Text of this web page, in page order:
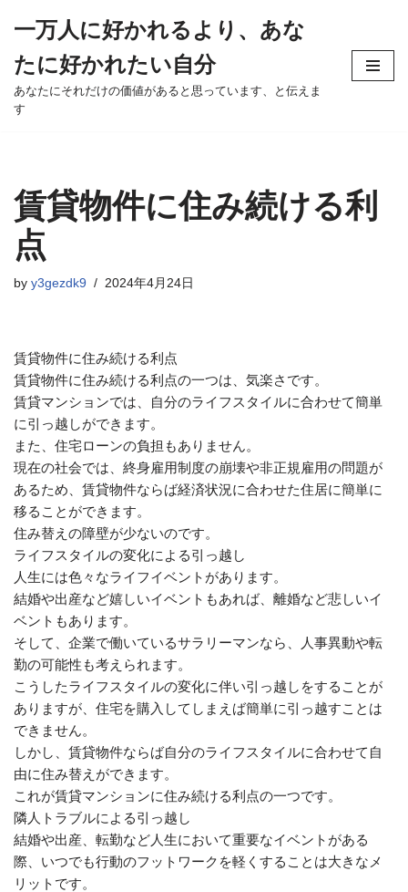
to
content
一万人に好かれるより、あな
たに好かれたい自分
あなたにそれだけの価値があると思っています、と伝えま
す
賃貸物件に住み続ける利
点
by y3gezdk9 2024年4月24日
賃貸物件に住み続ける利点
賃貸物件に住み続ける利点の一つは、気楽さです。
賃貸マンションでは、自分のライフスタイルに合わせて簡単
に引っ越しができます。
また、住宅ローンの負担もありません。
現在の社会では、終身雇用制度の崩壊や非正規雇用の問題が
あるため、賃貸物件ならば経済状況に合わせた住居に簡単に
移ることができます。
住み替えの障壁が少ないのです。
ライフスタイルの変化による引っ越し
人生には色々なライフイベントがあります。
結婚や出産など嬉しいイベントもあれば、離婚など悲しいイ
ベントもあります。
そして、企業で働いているサラリーマンなら、人事異動や転
勤の可能性も考えられます。
こうしたライフスタイルの変化に伴い引っ越しをすることが
ありますが、住宅を購入してしまえば簡単に引っ越すことは
できません。
しかし、賃貸物件ならば自分のライフスタイルに合わせて自
由に住み替えができます。
これが賃貸マンションに住み続ける利点の一つです。
隣人トラブルによる引っ越し
結婚や出産、転勤など人生において重要なイベントがある
際、いつでも行動のフットワークを軽くすることは大きなメ
リットです。